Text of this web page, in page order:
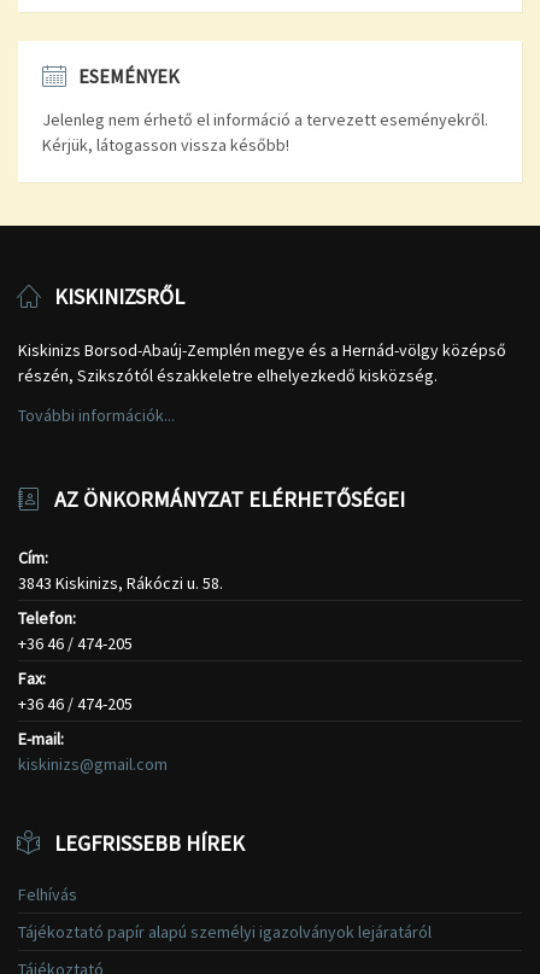
ESEMÉNYEK
Jelenleg nem érhető el információ a tervezett eseményekről.
Kérjük, látogasson vissza később!
KISKINIZSRŐL
Kiskinizs Borsod-Abaúj-Zemplén megye és a Hernád-völgy középső
részén, Szikszótól északkeletre elhelyezkedő kisközség.
További információk...
AZ ÖNKORMÁNYZAT ELÉRHETŐSÉGEI
Cím:
3843 Kiskinizs, Rákóczi u. 58.
Telefon:
+36 46 / 474-205
Fax:
+36 46 / 474-205
E-mail:
kiskinizs@gmail.com
LEGFRISSEBB HÍREK
Felhívás
Tájékoztató papír alapú személyi igazolványok lejáratáról
Tájékoztató